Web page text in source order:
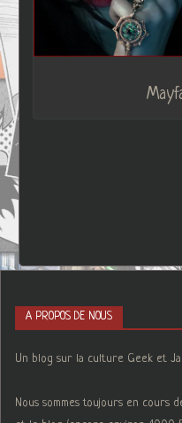
A PROPOS DE NOUS
Un blog sur la culture Geek et
Nous sommes toujours en